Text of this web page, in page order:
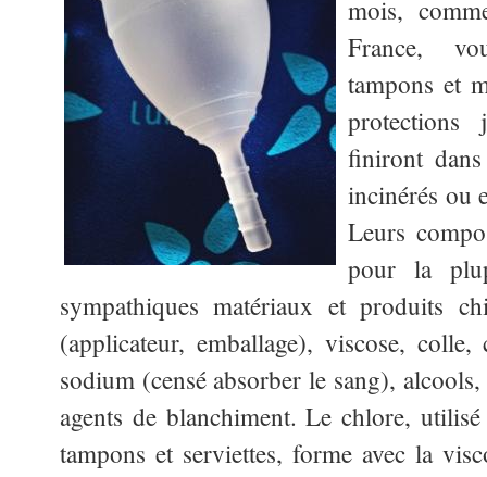
mois,
France,
tampons et
finiront
incinérés ou
Leurs
pour la
sympathiques matériaux et produits
(applicateur, emballage), viscose,
sodium (censé absorber le sang),
agents de blanchiment. Le chlore,
tampons et serviettes, forme avec la